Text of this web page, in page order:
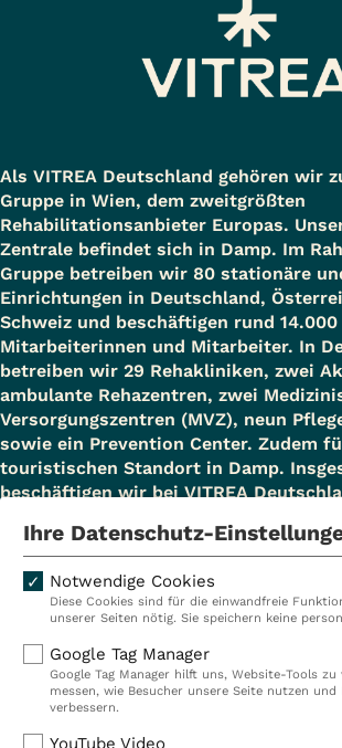
Als VITREA Deutschland gehören wir
Gruppe in Wien, dem zweitgrößten
Rehabilitationsanbieter Europas.
Zentrale befindet sich in Damp. Im
Gruppe betreiben wir 80 stationäre
Einrichtungen in Deutschland,
Schweiz und beschäftigen rund 14.000
Mitarbeiterinnen und Mitarbeiter. In
betreiben wir 29 Rehakliniken, zwei
ambulante Rehazentren, zwei
Versorgungszentren (MVZ), neun
sowie ein Prevention Center. Zudem
touristischen Standort in Damp.
beschäftigen wir bei VITREA
Kliniken
Reha
Prävention
Karriere
VITREA Deutschland
Ihre Datenschutz-
Notwendige Cookies
Diese Cookies sind für die einwandfreie
unserer Seiten nötig. Sie speichern keine
Google Tag Manager
Google Tag Manager hilft uns, Website-Tools zu
messen, wie Besucher unsere Seite nutzen und
verbessern.
YouTube Video